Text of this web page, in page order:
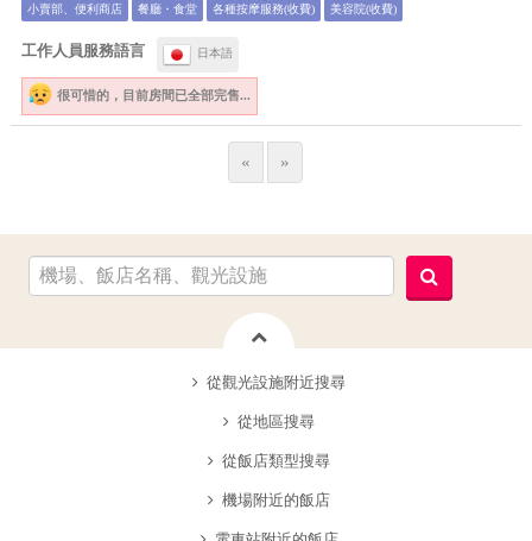
小賣部、便利商店 餐廳・食堂 各種按摩服務(收費) 美容院(收費)
工作人員服務語言 日本語
很可惜的， 目前房間已全部完售...
« »
從觀光設施附近搜尋
從地區搜尋
從飯店類型搜尋
機場附近的飯店